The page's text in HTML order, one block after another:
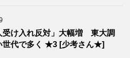
受け入れ反対」大幅増 東大調
世代で多く ★3 [少考さん★]